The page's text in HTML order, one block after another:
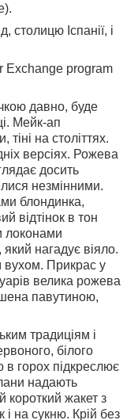
Іспанії, і
Exchange program
давно, буде
Мейк-ап
на століттях.
версіях. Рожева
досить
незмінними.
блондинка,
відтінок в тон
локонами
нагадує віяло.
вухом. Прикрас у
велика рожева
павутиною,
традиціям і
білого
в горох підкреслює
надають
короткий жакет з
і на сукню. Крій без